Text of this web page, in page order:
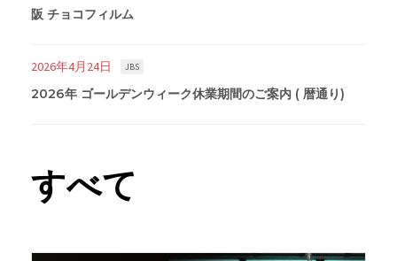
阪 チョコフィルム
2026年4月24日 JBS
2026年 ゴールデンウィーク休業期間のご案内 ( 暦通り)
すべて